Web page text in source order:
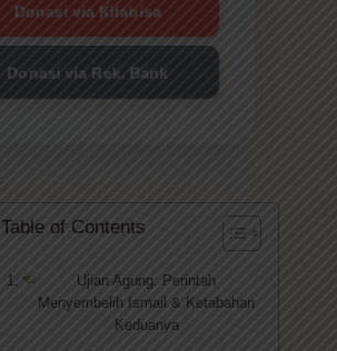
Donasi via Kitabisa
Donasi via Rek. Bank
Table of Contents
Ujian Agung: Perintah
Menyembelih Ismail & Ketabahan
Keduanya